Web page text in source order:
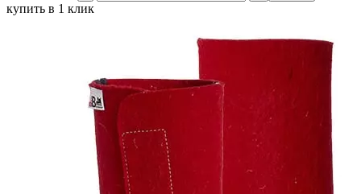
купить в 1 клик